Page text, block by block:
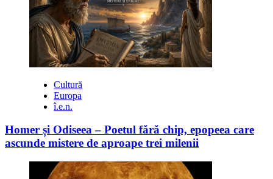
Cultură
Europa
î.e.n.
Homer și Odiseea – Poetul fără chip, epopeea care
ascunde mistere de aproape trei milenii